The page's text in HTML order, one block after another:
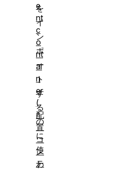
を
イ
ン
ポ
ー
ト
す
る
の
に
使
わ
e
nt
c
o
nt
ai
n
er
(
配
置
コ
ン
テ